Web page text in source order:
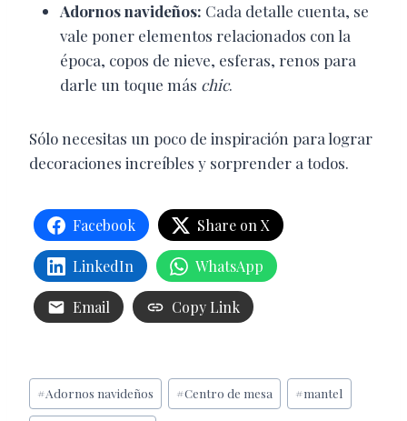
Adornos navideños: Cada detalle cuenta, se
vale poner elementos relacionados con la
época, copos de nieve, esferas, renos para
darle un toque más chic.
Sólo necesitas un poco de inspiración para lograr
decoraciones increíbles y sorprender a todos.
Facebook Share on X
LinkedIn WhatsApp
Email Copy Link
Etiquetas
de
#Adornos navideños #Centro de mesa #mantel